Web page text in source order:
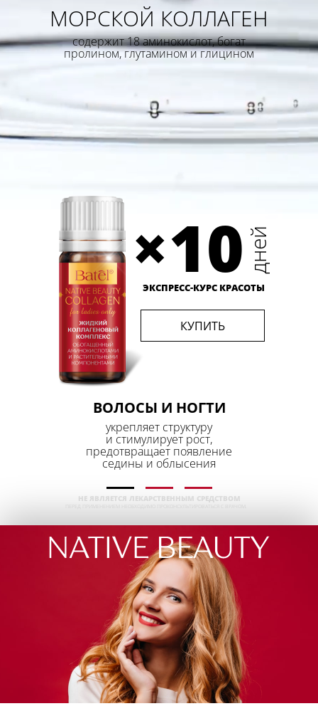
МОРСКОЙ КОЛЛАГЕН
содержит 18 аминокислот, богат
пролином, глутамином и глицином
×10дней
ЭКСПРЕСС-КУРС КРАСОТЫ
КУПИТЬ
ВОЛОСЫ И НОГТИ
укрепляет структуру
и стимулирует рост,
предотвращает появление
седины и облысения
НЕ ЯВЛЯЕТСЯ ЛЕКАРСТВЕННЫМ СРЕДСТВОМ